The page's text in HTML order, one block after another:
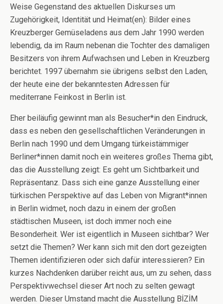
Weise Gegenstand des aktuellen Diskurses um
Zugehörigkeit, Identität und Heimat(en): Bilder eines
Kreuzberger Gemüseladens aus dem Jahr 1990 werden
lebendig, da im Raum nebenan die Tochter des damaligen
Besitzers von ihrem Aufwachsen und Leben in Kreuzberg
berichtet. 1997 übernahm sie übrigens selbst den Laden,
der heute eine der bekanntesten Adressen für
mediterrane Feinkost in Berlin ist.
Eher beiläufig gewinnt man als Besucher*in den Eindruck,
dass es neben den gesellschaftlichen Veränderungen in
Berlin nach 1990 und dem Umgang türkeistämmiger
Berliner*innen damit noch ein weiteres großes Thema gibt,
das die Ausstellung zeigt: Es geht um Sichtbarkeit und
Repräsentanz. Dass sich eine ganze Ausstellung einer
türkischen Perspektive auf das Leben von Migrant*innen
in Berlin widmet, noch dazu in einem der großen
städtischen Museen, ist doch immer noch eine
Besonderheit. Wer ist eigentlich in Museen sichtbar? Wer
setzt die Themen? Wer kann sich mit den dort gezeigten
Themen identifizieren oder sich dafür interessieren? Ein
kurzes Nachdenken darüber reicht aus, um zu sehen, dass
Perspektivwechsel dieser Art noch zu selten gewagt
werden. Dieser Umstand macht die Ausstellung BİZİM